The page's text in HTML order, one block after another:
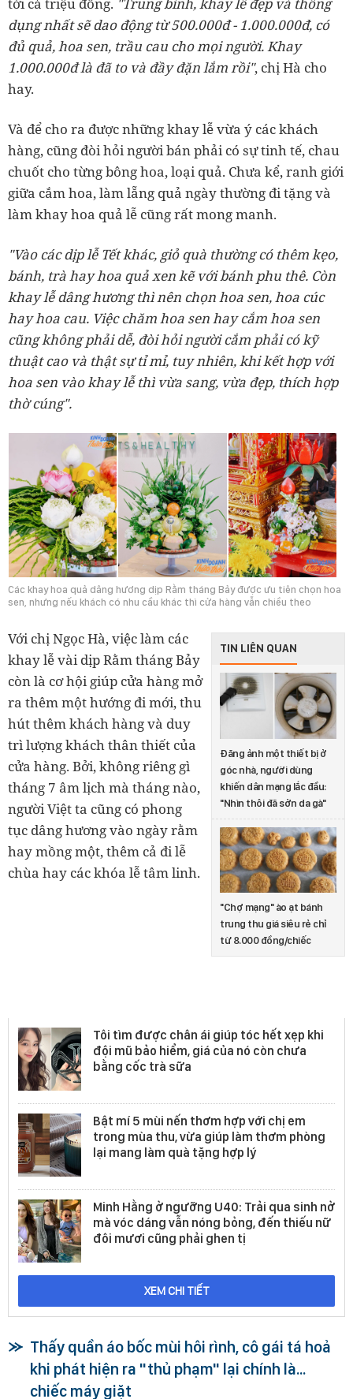
tới cả triệu đồng. "Trung bình, khay lễ đẹp và thông
dụng nhất sẽ dao động từ 500.000đ - 1.000.000đ, có
đủ quả, hoa sen, trầu cau cho mọi người. Khay
1.000.000đ là đã to và đầy đặn lắm rồi", chị Hà cho
hay.
Và để cho ra được những khay lễ vừa ý các khách
hàng, cũng đòi hỏi người bán phải có sự tinh tế, chau
chuốt cho từng bông hoa, loại quả. Chưa kể, ranh giới
giữa cắm hoa, làm lẵng quả ngày thường đi tặng và
làm khay hoa quả lễ cũng rất mong manh.
"Vào các dịp lễ Tết khác, giỏ quà thường có thêm kẹo,
bánh, trà hay hoa quả xen kẽ với bánh phu thê. Còn
khay lễ dâng hương thì nên chọn hoa sen, hoa cúc
hay hoa cau. Việc chăm hoa sen hay cắm hoa sen
cũng không phải dễ, đòi hỏi người cắm phải có kỹ
thuật cao và thật sự tỉ mỉ, tuy nhiên, khi kết hợp với
hoa sen vào khay lễ thì vừa sang, vừa đẹp, thích hợp
thờ cúng".
Các khay hoa quả dâng hương dịp Rằm tháng Bảy được ưu tiên chọn hoa
sen, nhưng nếu khách có nhu cầu khác thì cửa hàng vẫn chiều theo
TIN LIÊN QUAN
Đăng ảnh một thiết bị ở
góc nhà, người dùng
khiến dân mạng lắc đầu:
"Nhìn thôi đã sởn da gà"
"Chợ mạng" ào ạt bánh
trung thu giá siêu rẻ chỉ
từ 8.000 đồng/chiếc
Với chị Ngọc Hà, việc làm các
khay lễ vài dịp Rằm tháng Bảy
còn là cơ hội giúp cửa hàng mở
ra thêm một hướng đi mới, thu
hút thêm khách hàng và duy
trì lượng khách thân thiết của
cửa hàng. Bởi, không riêng gì
tháng 7 âm lịch mà tháng nào,
người Việt ta cũng có phong
tục dâng hương vào ngày rằm
hay mồng một, thêm cả đi lễ
chùa hay các khóa lễ tâm linh.
Tôi tìm được chân ái giúp tóc hết xẹp khi
đội mũ bảo hiểm, giá của nó còn chưa
bằng cốc trà sữa
Bật mí 5 mùi nến thơm hợp với chị em
trong mùa thu, vừa giúp làm thơm phòng
lại mang làm quà tặng hợp lý
Minh Hằng ở ngưỡng U40: Trải qua sinh nở
mà vóc dáng vẫn nóng bỏng, đến thiếu nữ
đôi mươi cũng phải ghen tị
XEM CHI TIẾT
Thấy quần áo bốc mùi hôi rình, cô gái tá hoả
khi phát hiện ra "thủ phạm" lại chính là...
chiếc máy giặt